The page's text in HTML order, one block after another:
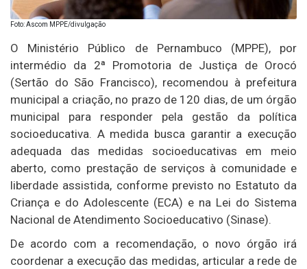
Foto: Ascom MPPE/divulgação
O Ministério Público de Pernambuco (MPPE), por
intermédio da 2ª Promotoria de Justiça de Orocó
(Sertão do São Francisco), recomendou à prefeitura
municipal a criação, no prazo de 120 dias, de um órgão
municipal para responder pela gestão da política
socioeducativa. A medida busca garantir a execução
adequada das medidas socioeducativas em meio
aberto, como prestação de serviços à comunidade e
liberdade assistida, conforme previsto no Estatuto da
Criança e do Adolescente (ECA) e na Lei do Sistema
Nacional de Atendimento Socioeducativo (Sinase).
De acordo com a recomendação, o novo órgão irá
coordenar a execução das medidas, articular a rede de